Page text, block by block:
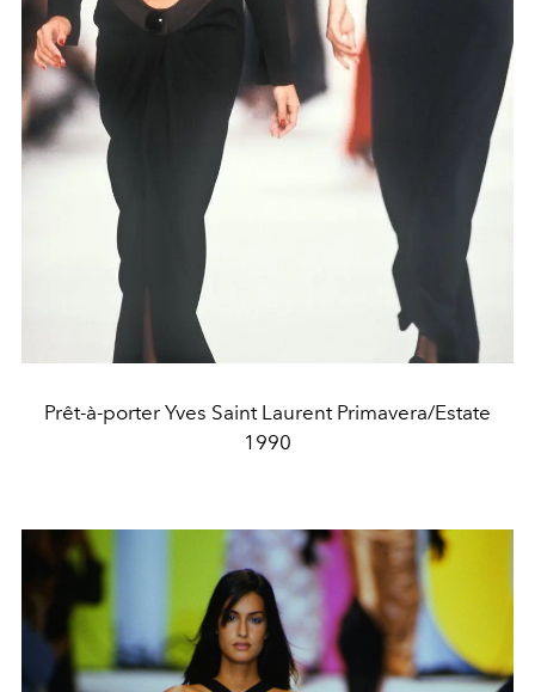
Prêt-à-porter Yves Saint Laurent Primavera/Estate
1990